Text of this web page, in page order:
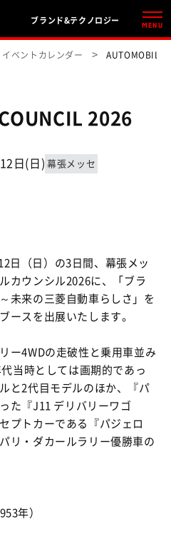
ブランド&テクノロジー
MENU
イベントカレンダー AUTOMOBILE
2026
日(日) 幕張メッセ
日（日）の3日間、幕張メッ
カウンシル2026に、「ブラ
未来の三菱自動車らしさ」を
ースを出展いたします。
ー4WDの走破性と乗用車並み
当時としては画期的であっ
と2代目モデルのほか、『パ
た『J11 デリバリーワゴ
プトカーである『パジェロ
リ・ダカールラリー優勝車の
年）